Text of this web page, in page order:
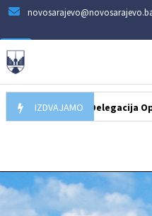
IZDVAJAMO
07.08.2026 Delegacija Općine